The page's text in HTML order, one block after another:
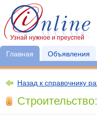
Узнай нужное и преуспей
Главная Объявления
Назад к справочнику
Строительство: